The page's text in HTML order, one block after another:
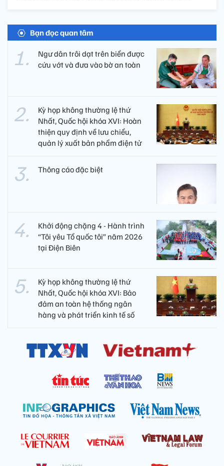
Bạn đọc quan tâm
Ngư dân trôi dạt trên biển được
cứu vớt và đưa vào bờ an toàn
Kỳ họp không thường lệ thứ
Nhất, Quốc hội khóa XVI: Hoàn
thiện quy định về lưu chiểu,
quản lý xuất bản phẩm điện tử
Thông cáo đặc biệt
Khởi động chặng 4 - Hành trình
“Tôi yêu Tổ quốc tôi” năm 2026
tại Điện Biên
Kỳ họp không thường lệ thứ
Nhất, Quốc hội khóa XVI: Bảo
đảm an toàn hệ thống ngân
hàng và phát triển kinh tế số